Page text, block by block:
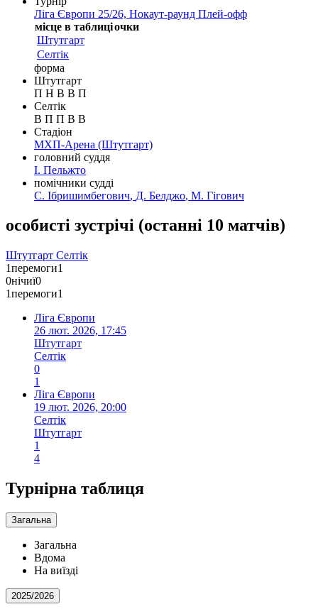
Ліга Європи 25/26, Нокаут-раунд Плей-офф
місце в таблиціочки
Штутгарт
Селтік
форма
Штутгарт
П Н В В П
Селтік
В П П В В
Стадіон
MХП-Арена (Штутгарт)
головний суддя
І. Пельжто
помічники судді
С. Ібришимбегович, Д. Белджо, М. Гігович
особисті зустрічі (останні 10 матчів)
Штутгарт Селтік
1перемоги1
0нічиї0
1перемоги1
Ліга Європи
26 лют. 2026, 17:45
Штутгарт
Селтік
0
1
Ліга Європи
19 лют. 2026, 20:00
Селтік
Штутгарт
1
4
Турнірна таблиця
Загальна
Загальна
Вдома
На виїзді
2025/2026